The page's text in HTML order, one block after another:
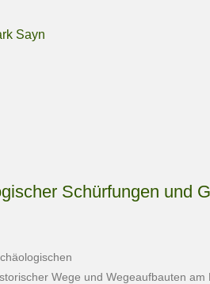
Sayn
Schürfungen und
Wege und Wegeaufbauten